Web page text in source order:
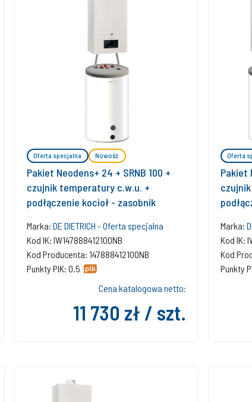
Oferta specjalna Nowość
Pakiet Neodens+ 24 + SRNB 100 +
czujnik temperatury c.w.u. +
podłączenie kocioł - zasobnik
Marka: DE DIETRICH - Oferta specjalna
Kod IK: IW147888412100NB
Kod Producenta: 147888412100NB
Punkty PIK: 0.5
Cena katalogowa netto:
11 730 zł / szt.
Oferta
Pakiet
Marka:
Kod IK:
Kod
Punkty